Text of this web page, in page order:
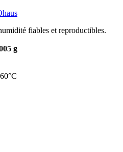
fiables et reproductibles.
g